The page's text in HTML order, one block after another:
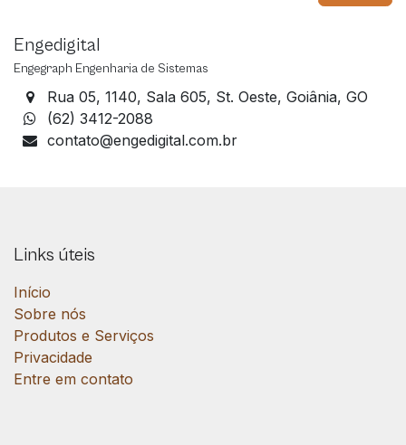
Engedigital
Engegraph Engenharia de Sistemas
Rua 05, 1140, Sala 605, St. Oeste, Goiânia, GO
(62) 3412-2088
contato@engedigital.com.br
Links úteis
Início
Sobre nós
Produtos e Serviços
Privacidade
Entre em contato